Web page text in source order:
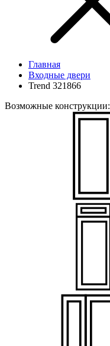
Главная
Входные двери
Trend 321866
Возможные конструкции: